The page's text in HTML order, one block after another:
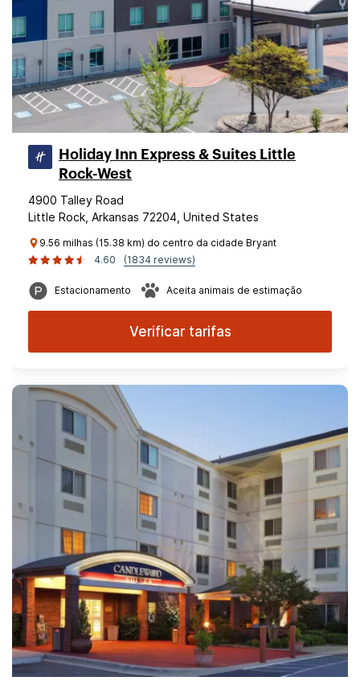
Holiday Inn Express & Suites Little
Rock-West
4900 Talley Road
Little Rock, Arkansas 72204, United States
9.56 milhas (15.38 km) do centro da cidade Bryant
4.60
(1834 reviews)
Estacionamento Aceita animais de estimação
Verificar tarifas